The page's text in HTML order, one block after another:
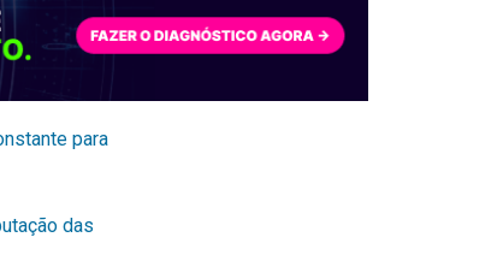
para
das